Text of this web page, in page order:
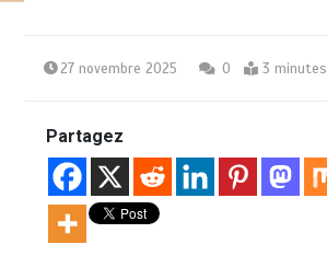
27 novembre 2025 0 3 minutes
Partagez